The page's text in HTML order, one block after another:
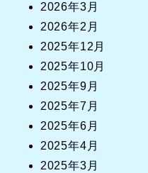
2026年3月
2026年2月
2025年12月
2025年10月
2025年9月
2025年7月
2025年6月
2025年4月
2025年3月